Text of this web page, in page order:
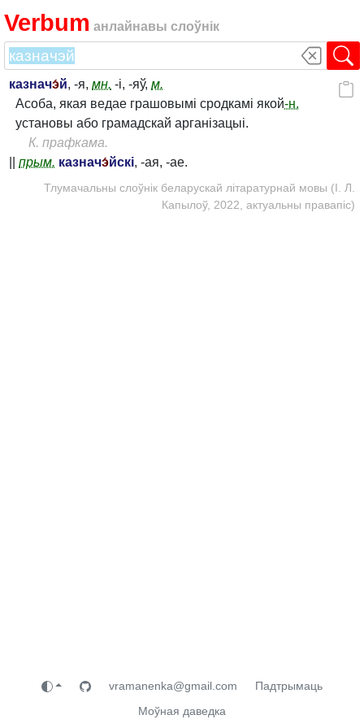
Verbum анлайнавы слоўнік
казначэ́й, -я, мн. -і, -яў, м.
Асоба, якая ведае грашовымі сродкамі якой-н.
установы або грамадскай арганізацыі.
К. прафкама.
прым. казначэ́йскі, -ая, -ае.
Тлумачальны слоўнік беларускай літаратурнай мовы (І. Л.
Капылоў, 2022, актуальны правапіс)
vramanenka@gmail.com
Падтрымаць
Моўная даведка